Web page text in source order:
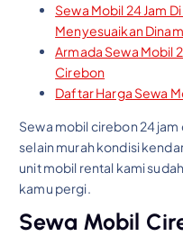
Sewa Mobil 24 Jam
Menyesuaikan
Armada Sewa Mobil
Cirebon
Daftar Harga Sewa
Sewa mobil cirebon 24
selain murah kondisi
unit mobil rental kami
kamu pergi.
Sewa Mobil